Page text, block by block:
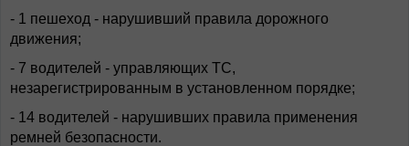
- 1 пешеход - нарушивший правила дорожного
движения;
- 7 водителей - управляющих ТС,
незарегистрированным в установленном порядке;
- 14 водителей - нарушивших правила применения
ремней безопасности.